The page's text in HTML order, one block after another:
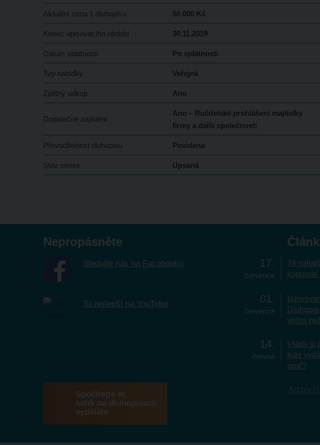
Aktuální cena 1 dluhopisu 50 000 Kč
Konec upisovacího období 30.11.2019
Datum splatnosti Po splatnosti
Typ nabídky Veřejná
Zpětný odkup Ano
Dodatečné zajištění
Ano – Ručitelské prohlášení majitelky
firmy a další společnosti
Převoditelnost dluhopisu Povolena
Stav emise Upsaná
Nepropásněte
Sledujte nás na Facebooku
To nejlepší na YouTube
Spočítejte si,
kolik na dluhopisech
vyděláte
17
července
74
01
července
volba
14
června
Vlády si
Kdo
proč?